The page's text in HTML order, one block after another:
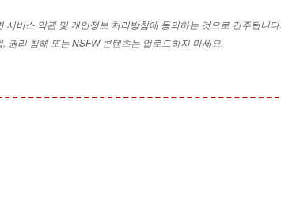
서비스 약관 및 개인정보 처리방침에 동의하는 것으로 간주됩니다.
, 권리 침해 또는 NSFW 콘텐츠는 업로드하지 마세요.